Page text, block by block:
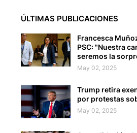
ÚLTIMAS PUBLICACIONES
Francesca
PSC: "Nuestra
seremos la
May 02, 2025
Trump retira
por protestas
May 02, 2025